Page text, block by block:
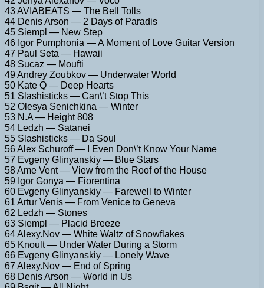
43 AVIABEATS — The Bell Tolls
44 Denis Arson — 2 Days of Paradis
45 Siempl — New Step
46 Igor Pumphonia — A Moment of Love Guitar Version
47 Paul Seta — Hawaii
48 Sucaz — Moufti
49 Andrey Zoubkov — Underwater World
50 Kate Q — Deep Hearts
51 Slashisticks — Can\’t Stop This
52 Olesya Senichkina — Winter
53 N.A — Height 808
54 Ledzh — Satanei
55 Slashisticks — Da Soul
56 Alex Schuroff — I Even Don\’t Know Your Name
57 Evgeny Glinyanskiy — Blue Stars
58 Ame Vent — View from the Roof of the House
59 Igor Gonya — Fiorentina
60 Evgeny Glinyanskiy — Farewell to Winter
61 Artur Venis — From Venice to Geneva
62 Ledzh — Stones
63 Siempl — Placid Breeze
64 Alexy.Nov — White Waltz of Snowflakes
65 Knoult — Under Water During a Storm
66 Evgeny Glinyanskiy — Lonely Wave
67 Alexy.Nov — End of Spring
68 Denis Arson — World in Us